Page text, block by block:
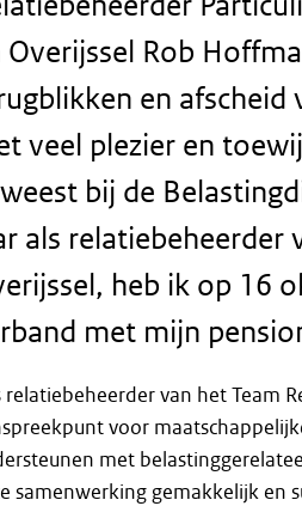
Overijssel Rob
en afscheid
veel plezier en
bij de
als relatiebeheerder
heb ik op 16
met mijn
relatiebeheerder van het Team
voor
met
samenwerking gemakkelijk en